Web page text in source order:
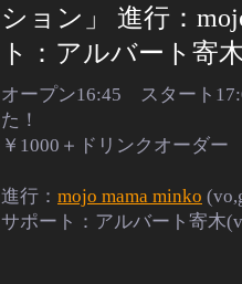
ション」 進行：
ト：アルバート寄
オープン16:45 スタート
た！
￥ 1000 ＋ドリンクオーダー
進行： mojo mama minko
サポート：アルバート寄木